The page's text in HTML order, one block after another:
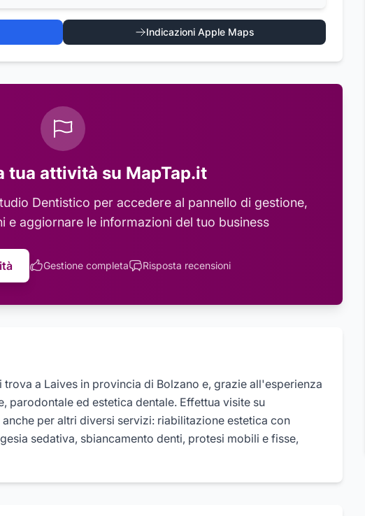
Indicazioni Apple Maps
tua attività su MapTap.it
Dentistico per accedere al pannello di gestione,
e aggiornare le informazioni del tuo business
Gestione completa Risposta recensioni
a Laives in provincia di Bolzano e, grazie all'esperienza
parodontale ed estetica dentale. Effettua visite su
per altri diversi servizi: riabilitazione estetica con
sedativa, sbiancamento denti, protesi mobili e fisse,